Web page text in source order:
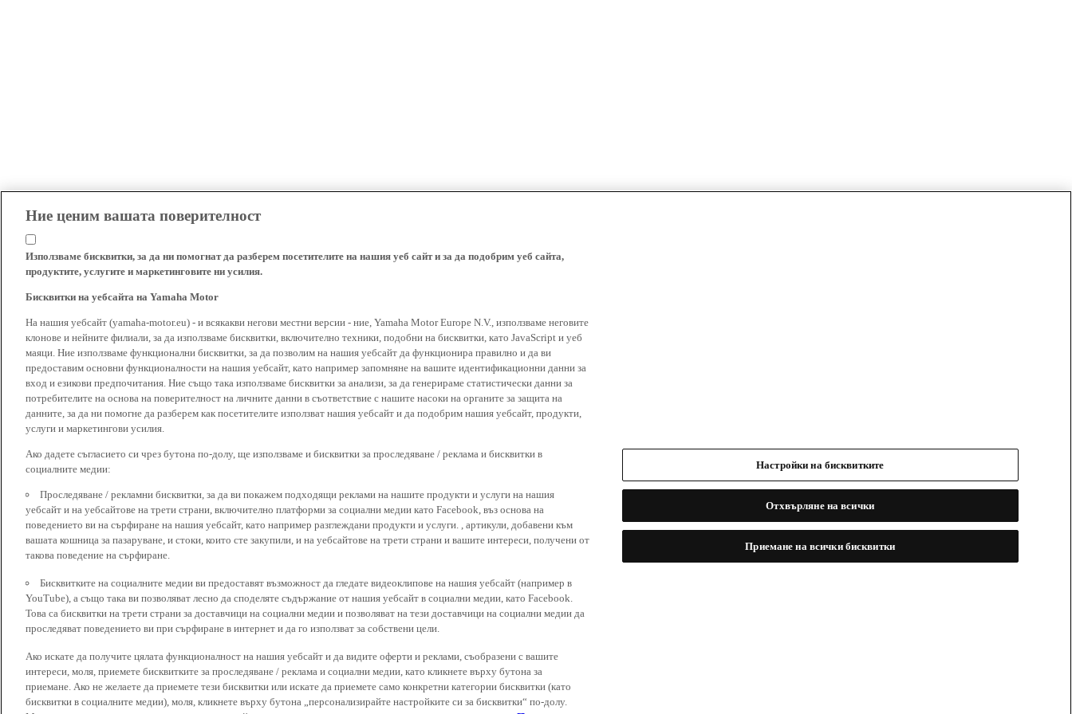
Ние ценим вашата поверителност
Използваме бисквитки, за да ни помогнат да разберем посетителите на нашия уеб сайт и за да подобрим уеб сайта,
продуктите, услугите и маркетинговите ни усилия.
Бисквитки на уебсайта на Yamaha Motor
На нашия уебсайт (yamaha-motor.eu) - и всякакви негови местни версии - ние, Yamaha Motor Europe N.V., използваме неговите
клонове и нейните филиали, за да използваме бисквитки, включително техники, подобни на бисквитки, като JavaScript и уеб
маяци. Ние използваме функционални бисквитки, за да позволим на нашия уебсайт да функционира правилно и да ви
предоставим основни функционалности на нашия уебсайт, като например запомняне на вашите идентификационни данни за
вход и езикови предпочитания. Ние също така използваме бисквитки за анализи, за да генерираме статистически данни за
потребителите на основа на поверителност на личните данни в съответствие с нашите насоки на органите за защита на
данните, за да ни помогне да разберем как посетителите използват нашия уебсайт и да подобрим нашия уебсайт, продукти,
услуги и маркетингови усилия.
Ако дадете съгласието си чрез бутона по-долу, ще използваме и бисквитки за проследяване / реклама и бисквитки в
социалните медии:
Проследяване / рекламни бисквитки, за да ви покажем подходящи реклами на нашите продукти и услуги на нашия
уебсайт и на уебсайтове на трети страни, включително платформи за социални медии като Facebook, въз основа на
поведението ви на сърфиране на нашия уебсайт, като например разглеждани продукти и услуги. , артикули, добавени към
вашата кошница за пазаруване, и стоки, които сте закупили, и на уебсайтове на трети страни и вашите интереси, получени от
такова поведение на сърфиране.
Бисквитките на социалните медии ви предоставят възможност да гледате видеоклипове на нашия уебсайт (например в
YouTube), а също така ви позволяват лесно да споделяте съдържание от нашия уебсайт в социални медии, като Facebook.
Това са бисквитки на трети страни за доставчици на социални медии и позволяват на тези доставчици на социални медии да
проследяват поведението ви при сърфиране в интернет и да го използват за собствени цели.
Ако искате да получите цялата функционалност на нашия уебсайт и да видите оферти и реклами, съобразени с вашите
интереси, моля, приемете бисквитките за проследяване / реклама и социални медии, като кликнете върху бутона за
приемане. Ако не желаете да приемете тези бисквитки или искате да приемете само конкретни категории бисквитки (като
бисквитки в социалните медии), моля, кликнете върху бутона „персонализирайте настройките си за бисквитки“ по-долу.
Настройки на бисквитките
Отхвърляне на всички
Приемане на всички бисквитки